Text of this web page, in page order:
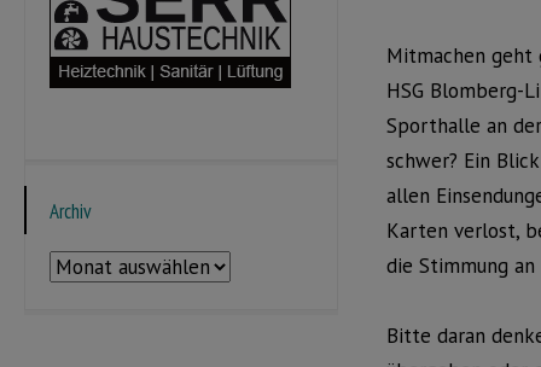
Mitmachen geht
HSG Blomberg-
Sporthalle an
schwer? Ein
allen
Karten verlost,
die Stimmung
Bitte daran
Archiv
Archiv